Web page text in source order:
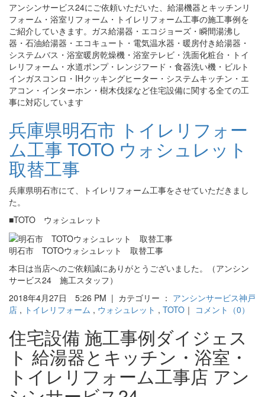
アンシンサービス24にご依頼いただいた、給湯機器とキッチンリ
フォーム・浴室リフォーム・トイレリフォーム工事の施工事例を
ご紹介していきます。ガス給湯器・エコジョーズ・瞬間湯沸し
器・石油給湯器・エコキュート・電気温水器・暖房付き給湯器・
システムバス・浴室暖房乾燥機・浴室テレビ・洗面化粧台・トイ
レリフォーム・水道ポンプ・レンジフード・食器洗い機・ビルト
インガスコンロ・IHクッキングヒーター・システムキッチン・エ
アコン・インターホン・樹木伐採など住宅設備に関する全ての工
事に対応しています
兵庫県明石市 トイレリフォー
ム工事 TOTO ウォシュレット
取替工事
兵庫県明石市にて、トイレリフォーム工事をさせていただきまし
た。
■TOTO ウォシュレット
明石市 TOTOウォシュレット 取替工事
本日は当店へのご依頼誠にありがとうございました。（アンシン
サービス24 施工スタッフ）
2018年4月27日 5:26 PM | カテゴリー ： アンシンサービス神戸
店 , トイレリフォーム , ウォシュレット , TOTO ｜ コメント（0）
住宅設備 施工事例ダイジェス
ト 給湯器とキッチン・浴室・
トイレリフォーム工事店 アン